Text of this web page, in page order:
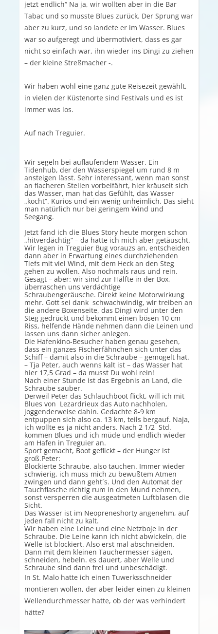
jetzt endlich“ Na ja, wir wollten aber in die Bar
Tabac und so musste Blues zurück. Der Sprung war
aber zu kurz, und so landete er im Wasser. Blues
war so aufgeregt und übermotiviert, dass es gar
nicht so einfach war, ihn wieder ins Dingi zu ziehen
– der kleine Streßmacher -.
Wir haben wohl eine ganz gute Reisezeit gewählt,
in vielen der Küstenorte sind Festivals und es ist
immer was los.
Auf nach Treguier.
Wir segeln bei auflaufendem Wasser. Ein
Tidenhub, der den Wasserspiegel um rund 8 m
ansteigen lässt. Sehr interessant, wenn man sonst
an flacheren Stellen vorbeifährt, hier kräuselt sich
das Wasser, man hat das Gefühlt, das Wasser
„kocht“. Kurios und ein wenig unheimlich. Das sieht
man natürlich nur bei geringem Wind und
Seegang.
Jetzt fand ich die Blues Story heute morgen schon
„hitverdächtig“ – da hatte ich mich aber getäuscht.
Wir legen in Treguier Bug vorauzs an, entscheiden
dann aber in Erwartung eines durchziehenden
Tiefs mit viel Wind, mit dem Heck an den Steg
gehen zu wollen. Also nochmals raus und rein.
Gesagt – aber: wir sind zur Hälfte in der Box,
überraschen uns verdächtige
Schraubengeräusche. Direkt keine Motorwirkung
mehr. Gott sei dank schwachwindig, wir treiben an
die andere Boxenseite, das Dingi wird unter den
Steg gedrückt und bekommt einen bösen 10 cm
Riss, helfende Hände nehmen dann die Leinen und
lassen uns dann sicher anlegen.
Die Hafenkino-Besucher haben genau gesehen,
dass ein ganzes Fischerfähnchen sich unter das
Schiff – damit also in die Schraube – gemogelt hat.
– Tja Peter, auch wenns kalt ist – das Wasser hat
hier 17,5 Grad – da musst Du wohl rein!
Nach einer Stunde ist das Ergebnis an Land, die
Schraube sauber.
Derweil Peter das Schlauchboot flickt, will ich mit
Blues von Lezardrieux das Auto nachholen,
joggenderweise dahin. Gedachte 8-9 km
entpuppen sich also ca. 13 km, teils bergauf. Naja,
ich wollte es ja nicht anders. Nach 2 1/2 Std.
kommen Blues und ich müde und endlich wieder
am Hafen in Treguier an.
Sport gemacht, Boot geflickt – der Hunger ist
groß.Peter:
Blockierte Schraube, also tauchen. Immer wieder
schwierig, ich muss mich zu bewußtem Atmen
zwingen und dann geht´s. Und den Automat der
Tauchflasche richtig rum in den Mund nehmen,
sonst versperren die ausgeatmeten Luftblasen die
Sicht.
Das Wasser ist im Neopreneshorty angenehm, auf
jeden fall nicht zu kalt.
Wir haben eine Leine und eine Netzboje in der
Schraube. Die Leine kann ich nicht abwickeln, die
Welle ist blockiert. Also erst mal abschneiden.
Dann mit dem kleinen Tauchermesser sägen,
schneiden, hebeln. es dauert, aber Welle und
Schraube sind dann frei und unbeschädigt.
In St. Malo hatte ich einen Tuwerksschneider
montieren wollen, der aber leider einen zu kleinen
Wellendurchmesser hatte, ob der was verhindert
hätte?